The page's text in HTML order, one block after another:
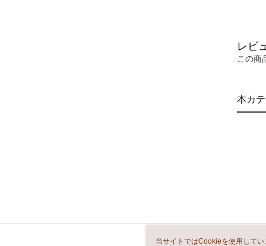
レビ
この商
本カ
当サイトではCookieを使用して